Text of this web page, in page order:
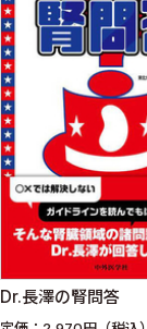
Dr.長澤の腎問答